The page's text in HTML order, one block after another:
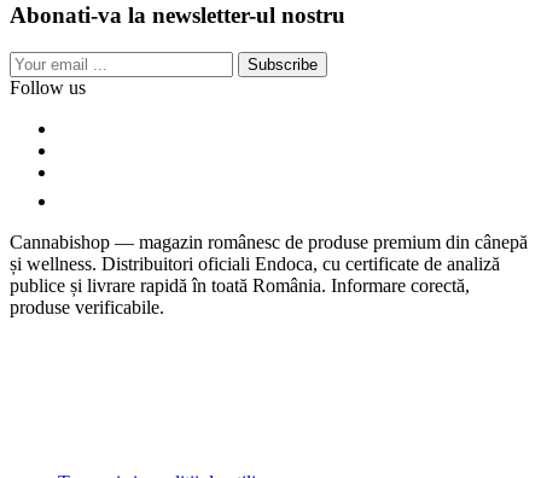
Abonati-va la newsletter-ul nostru
Subscribe
Follow us
Cannabishop — magazin românesc de produse premium din cânepă
și wellness. Distribuitori oficiali Endoca, cu certificate de analiză
publice și livrare rapidă în toată România. Informare corectă,
produse verificabile.